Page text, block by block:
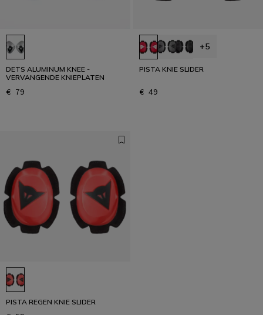
DETS ALUMINUM KNEE -
VERVANGENDE KNIEPLATEN
€ 79
+5
PISTA KNIE SLIDER
€ 49
PISTA REGEN KNIE SLIDER